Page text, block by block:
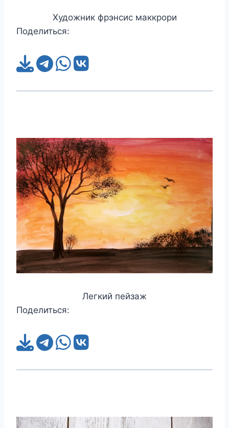
Художник фрэнсис маккрори
Поделиться:
Легкий пейзаж
Поделиться: